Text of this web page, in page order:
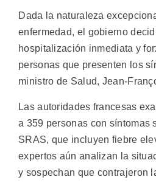
Dada la naturaleza
enfermedad, el gobierno
hospitalización inmediata y
personas que presenten los
ministro de Salud, Jean-
Las autoridades francesas
a 359 personas con síntomas
SRAS, que incluyen fiebre
expertos aún analizan la
y sospechan que contrajeron